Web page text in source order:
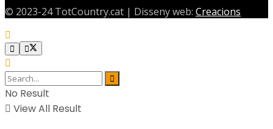
© 2023-24 TotCountry.cat | Disseny web: Creacions
No Result
View All Result